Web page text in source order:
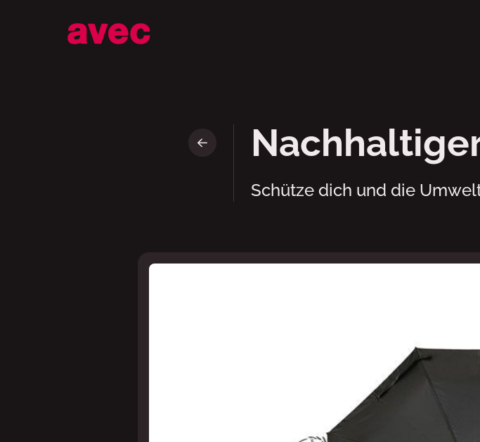
Schütze dich und die